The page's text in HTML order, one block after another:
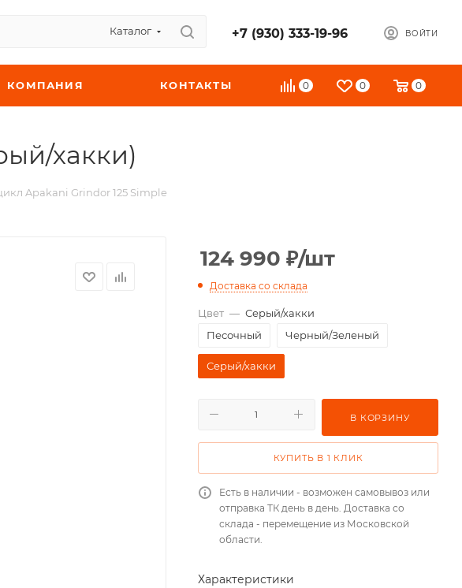
Каталог +7 (930) 333-19-96 ВОЙТИ
0 0 0
КОМПАНИЯ КОНТАКТЫ
хакки)
Apakani Grindor 125 Simple
124 990 ₽/шт
Доставка со склада
Цвет — Серый/хакки
Песочный
Черный/Зеленый
Серый/хакки
В КОРЗИНУ
КУПИТЬ В 1 КЛИК
Есть в наличии - возможен самовывоз или
отправка ТК день в день. Доставка со
склада - перемещение из Московской
области.
Характеристики